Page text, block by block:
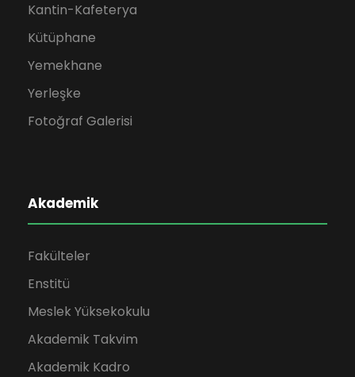
Kantin-Kafeterya
Kütüphane
Yemekhane
Yerleşke
Fotoğraf Galerisi
Akademik
Fakülteler
Enstitü
Meslek Yüksekokulu
Akademik Takvim
Akademik Kadro